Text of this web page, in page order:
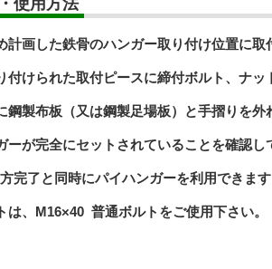
使用方法
計画した鉄骨のハンガー取り付け位置に
付けられた取付ピースに締付ボルト、ナ
鋼製布板（又は鋼製足場板）と手摺りを
ーが完全にセットされていることを確認
完了と同時にパイハンガーを利用できま
は、M16×40 普通ボルトをご使用下さい。